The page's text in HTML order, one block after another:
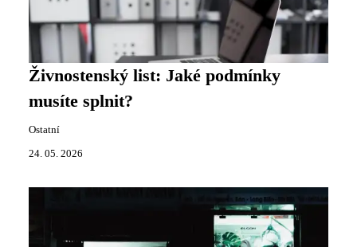
Živnostenský list: Jaké podmínky
musíte splnit?
Ostatní
24. 05. 2026